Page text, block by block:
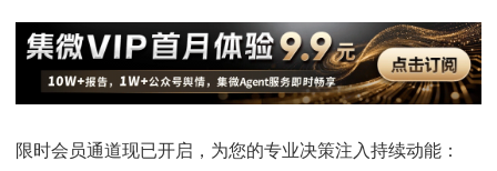
限时会员通道现已开启，为您的专业决策注入持续动能：